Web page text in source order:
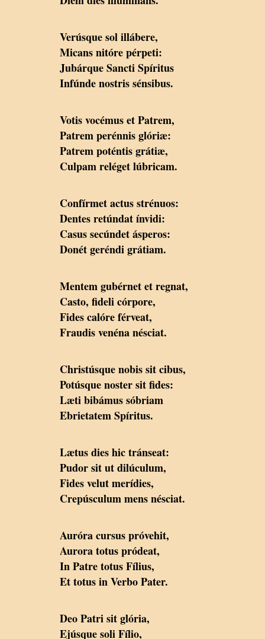
Verúsque sol illábere,
Micans nitóre pérpeti:
Jubárque Sancti Spíritus
Infúnde nostris sénsibus.
Votis vocémus et Patrem,
Patrem perénnis glóriæ:
Patrem poténtis grátiæ,
Culpam reléget lúbricam.
Confírmet actus strénuos:
Dentes retúndat ínvidi:
Casus secúndet ásperos:
Donét geréndi grátiam.
Mentem gubérnet et regnat,
Casto, fideli córpore,
Fides calóre férveat,
Fraudis venéna nésciat.
Christúsque nobis sit cibus,
Potúsque noster sit fides:
Læti bibámus sóbriam
Ebrietatem Spíritus.
Lætus dies hic tránseat:
Pudor sit ut dilúculum,
Fides velut merídies,
Crepúsculum mens nésciat.
Auróra cursus próvehit,
Aurora totus pródeat,
In Patre totus Fílius,
Et totus in Verbo Pater.
Deo Patri sit glória,
Ejúsque soli Fílio,